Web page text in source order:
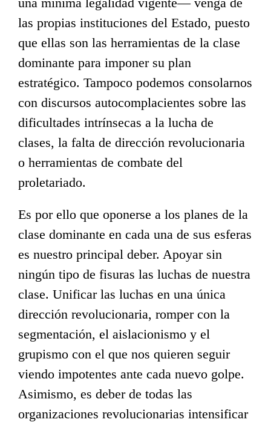
las propias instituciones del Estado, puesto
que ellas son las herramientas de la clase
dominante para imponer su plan
estratégico. Tampoco podemos consolarnos
con discursos autocomplacientes sobre las
dificultades intrínsecas a la lucha de
clases, la falta de dirección revolucionaria
o herramientas de combate del
proletariado.
Es por ello que oponerse a los planes de la
clase dominante en cada una de sus esferas
es nuestro principal deber. Apoyar sin
ningún tipo de fisuras las luchas de nuestra
clase. Unificar las luchas en una única
dirección revolucionaria, romper con la
segmentación, el aislacionismo y el
grupismo con el que nos quieren seguir
viendo impotentes ante cada nuevo golpe.
Asimismo, es deber de todas las
organizaciones revolucionarias intensificar